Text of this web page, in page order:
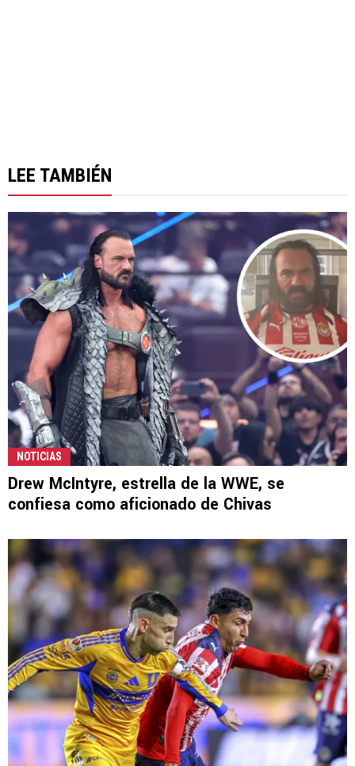
LEE TAMBIÉN
NOTICIAS
Drew McIntyre, estrella de la WWE, se
confiesa como aficionado de Chivas